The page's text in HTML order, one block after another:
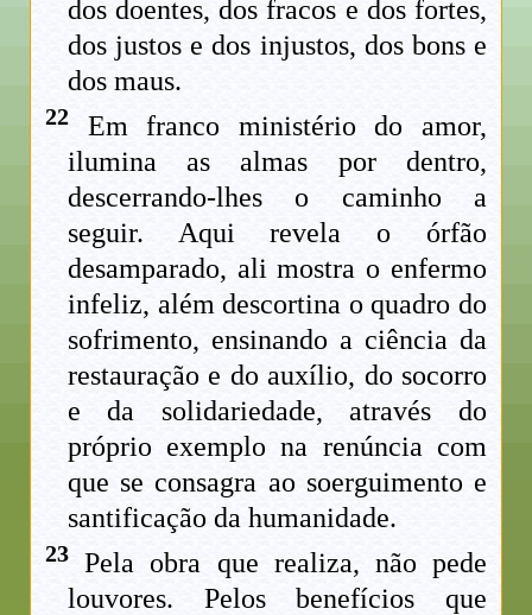
dos doentes, dos fracos e dos fortes,
dos justos e dos injustos, dos bons e
dos maus.
22 Em franco ministério do amor,
ilumina as almas por dentro,
descerrando-lhes o caminho a
seguir. Aqui revela o órfão
desamparado, ali mostra o enfermo
infeliz, além descortina o quadro do
sofrimento, ensinando a ciência da
restauração e do auxílio, do socorro
e da solidariedade, através do
próprio exemplo na renúncia com
que se consagra ao soerguimento e
santificação da humanidade.
23 Pela obra que realiza, não pede
louvores. Pelos benefícios que